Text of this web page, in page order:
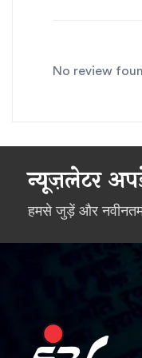
No review
न्यूज़लेटर
हमसे जुड़ें और